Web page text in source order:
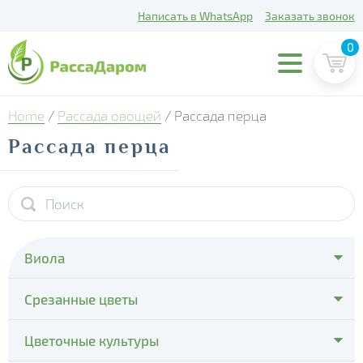
Написать в WhatsApp Заказать звонок
0
Home / Рассада овощей / Рассада перца
Рассада перца
Виола
- Cello Deep Orange
- Colossus Pure Golden Yellow
Срезанные цветы
- Тюльпаны
Цветочные культуры